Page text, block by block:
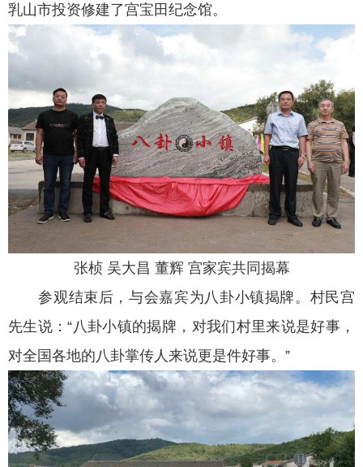
乳山市投资修建了宫宝田纪念馆。
张桢 吴大昌 董辉 宫家宾共同揭幕
参观结束后，与会嘉宾为八卦小镇揭牌。村民宫
先生说：“八卦小镇的揭牌，对我们村里来说是好事，
对全国各地的八卦掌传人来说更是件好事。”